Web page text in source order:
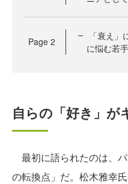
Page 2
「衰え」
に悩む若
自らの「好き」が
最初に語られたのは、
の転換点」だ。松木雅幸